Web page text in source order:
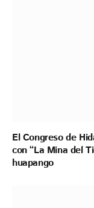
El Congreso de
con “La Mina del
huapango